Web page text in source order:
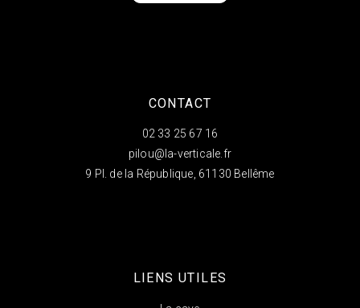
CONTACT
02 33 25 67 16
pilou@la-verticale.fr
9 Pl. de la République, 61130 Bellême
LIENS UTILES